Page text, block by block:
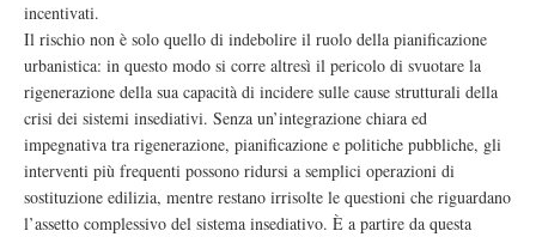
incentivati.
Il rischio non è solo quello di indebolire il ruolo della pianificazione
urbanistica: in questo modo si corre altresì il pericolo di svuotare la
rigenerazione della sua capacità di incidere sulle cause strutturali della
crisi dei sistemi insediativi. Senza un’integrazione chiara ed
impegnativa tra rigenerazione, pianificazione e politiche pubbliche, gli
interventi più frequenti possono ridursi a semplici operazioni di
sostituzione edilizia, mentre restano irrisolte le questioni che riguardano
l’assetto complessivo del sistema insediativo. È a partire da questa